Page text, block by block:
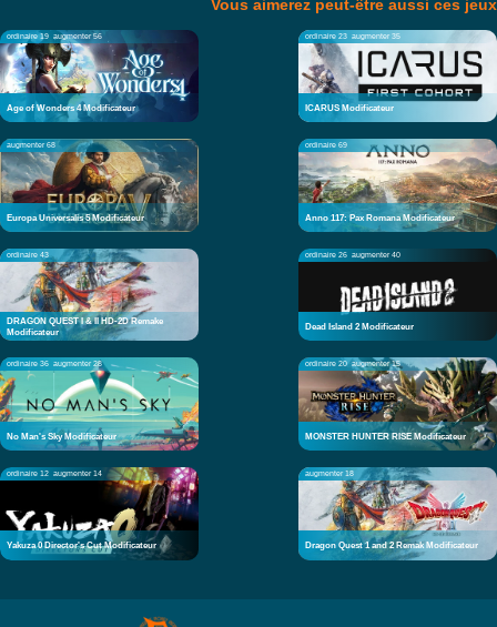
Vous aimerez peut-être aussi ces jeux
ordinaire 19 augmenter 56
Age of Wonders 4 Modificateur
ordinaire 23 augmenter 35
ICARUS Modificateur
augmenter 68
Europa Universalis 5 Modificateur
ordinaire 69
Anno 117: Pax Romana Modificateur
ordinaire 43
DRAGON QUEST I & II HD-2D Remake
Modificateur
ordinaire 26 augmenter 40
Dead Island 2 Modificateur
ordinaire 36 augmenter 28
No Man's Sky Modificateur
ordinaire 20 augmenter 15
MONSTER HUNTER RISE Modificateur
ordinaire 12 augmenter 14
Yakuza 0 Director's Cut Modificateur
augmenter 18
Dragon Quest 1 and 2 Remak Modificateur